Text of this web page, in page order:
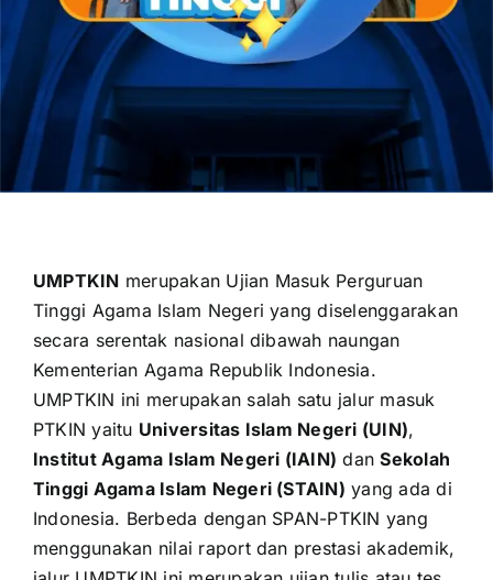
REGISTRATION
CONTACT US
UMPTKIN merupakan Ujian Masuk Perguruan
Tinggi Agama Islam Negeri yang diselenggarakan
secara serentak nasional dibawah naungan
Kementerian Agama Republik Indonesia.
UMPTKIN ini merupakan salah satu jalur masuk
PTKIN yaitu Universitas Islam Negeri (UIN),
Institut Agama Islam Negeri (IAIN) danSekolah
Tinggi Agama Islam Negeri (STAIN) yang ada di
Indonesia. Berbeda dengan SPAN-PTKIN yang
menggunakan nilai raport dan prestasi akademik,